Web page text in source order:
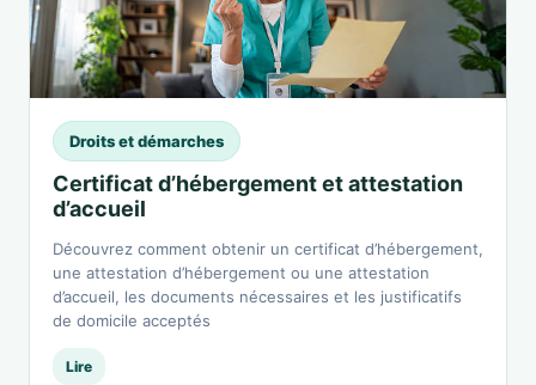
Droits et démarches
Certificat d’hébergement et attestation
d’accueil
Découvrez comment obtenir un certificat d’hébergement,
une attestation d’hébergement ou une attestation
d’accueil, les documents nécessaires et les justificatifs
de domicile acceptés
Lire